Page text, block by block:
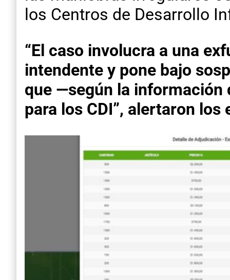
los Centros de Desarrollo
“El caso involucra a una
intendente y pone bajo
que —según la información
para los CDI”, alertaron